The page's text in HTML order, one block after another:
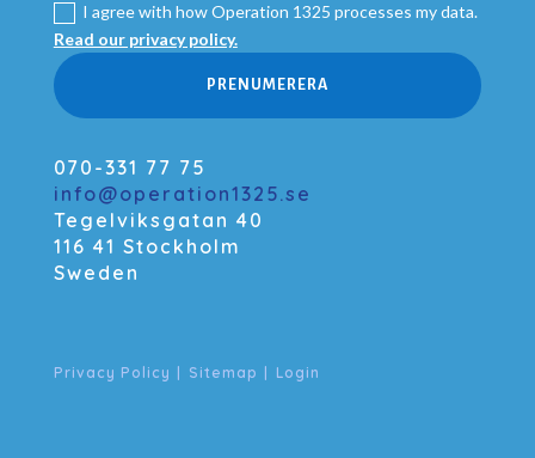
I agree with how Operation 1325 processes my data.
Read our privacy policy.
PRENUMERERA
070-331 77 75
info@operation1325.se
Tegelviksgatan 40
116 41 Stockholm
Sweden
Privacy Policy | Sitemap | Login